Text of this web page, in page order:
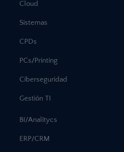
Cloud
Sistemas
CPDs
PCs/Printing
Ciberseguridad
Gestión TI
BI/Analitycs
ERP/CRM